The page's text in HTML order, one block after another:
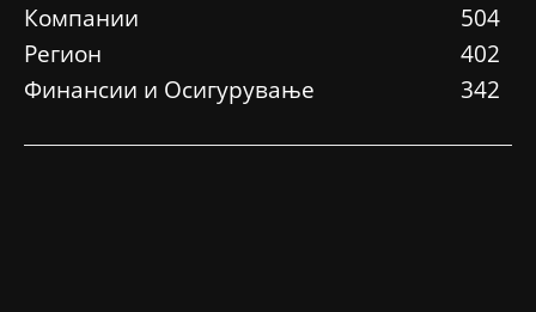
Компании
504
Регион
402
Финансии и Осигурување
342